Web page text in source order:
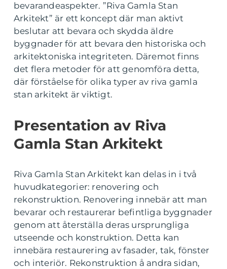
bevarandeaspekter. ”Riva Gamla Stan
Arkitekt” är ett koncept där man aktivt
beslutar att bevara och skydda äldre
byggnader för att bevara den historiska och
arkitektoniska integriteten. Däremot finns
det flera metoder för att genomföra detta,
där förståelse för olika typer av riva gamla
stan arkitekt är viktigt.
Presentation av Riva
Gamla Stan Arkitekt
Riva Gamla Stan Arkitekt kan delas in i två
huvudkategorier: renovering och
rekonstruktion. Renovering innebär att man
bevarar och restaurerar befintliga byggnader
genom att återställa deras ursprungliga
utseende och konstruktion. Detta kan
innebära restaurering av fasader, tak, fönster
och interiör. Rekonstruktion å andra sidan,